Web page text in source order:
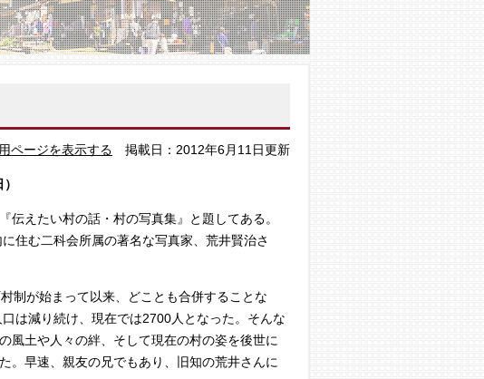
ページを表示する 掲載日：2012年6月11日更新
えたい村の話・村の写真集』と題してある。
住む二科会所属の著名な写真家、荒井賢治さ
制が始まって以来、どことも合併することな
は減り続け、現在では2700人となった。そんな
風土や人々の絆、そして現在の村の姿を後世に
。早速、親友の兄でもあり、旧知の荒井さんに